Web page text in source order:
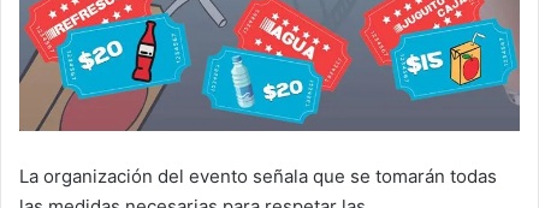
La organización del evento señala que se tomarán todas